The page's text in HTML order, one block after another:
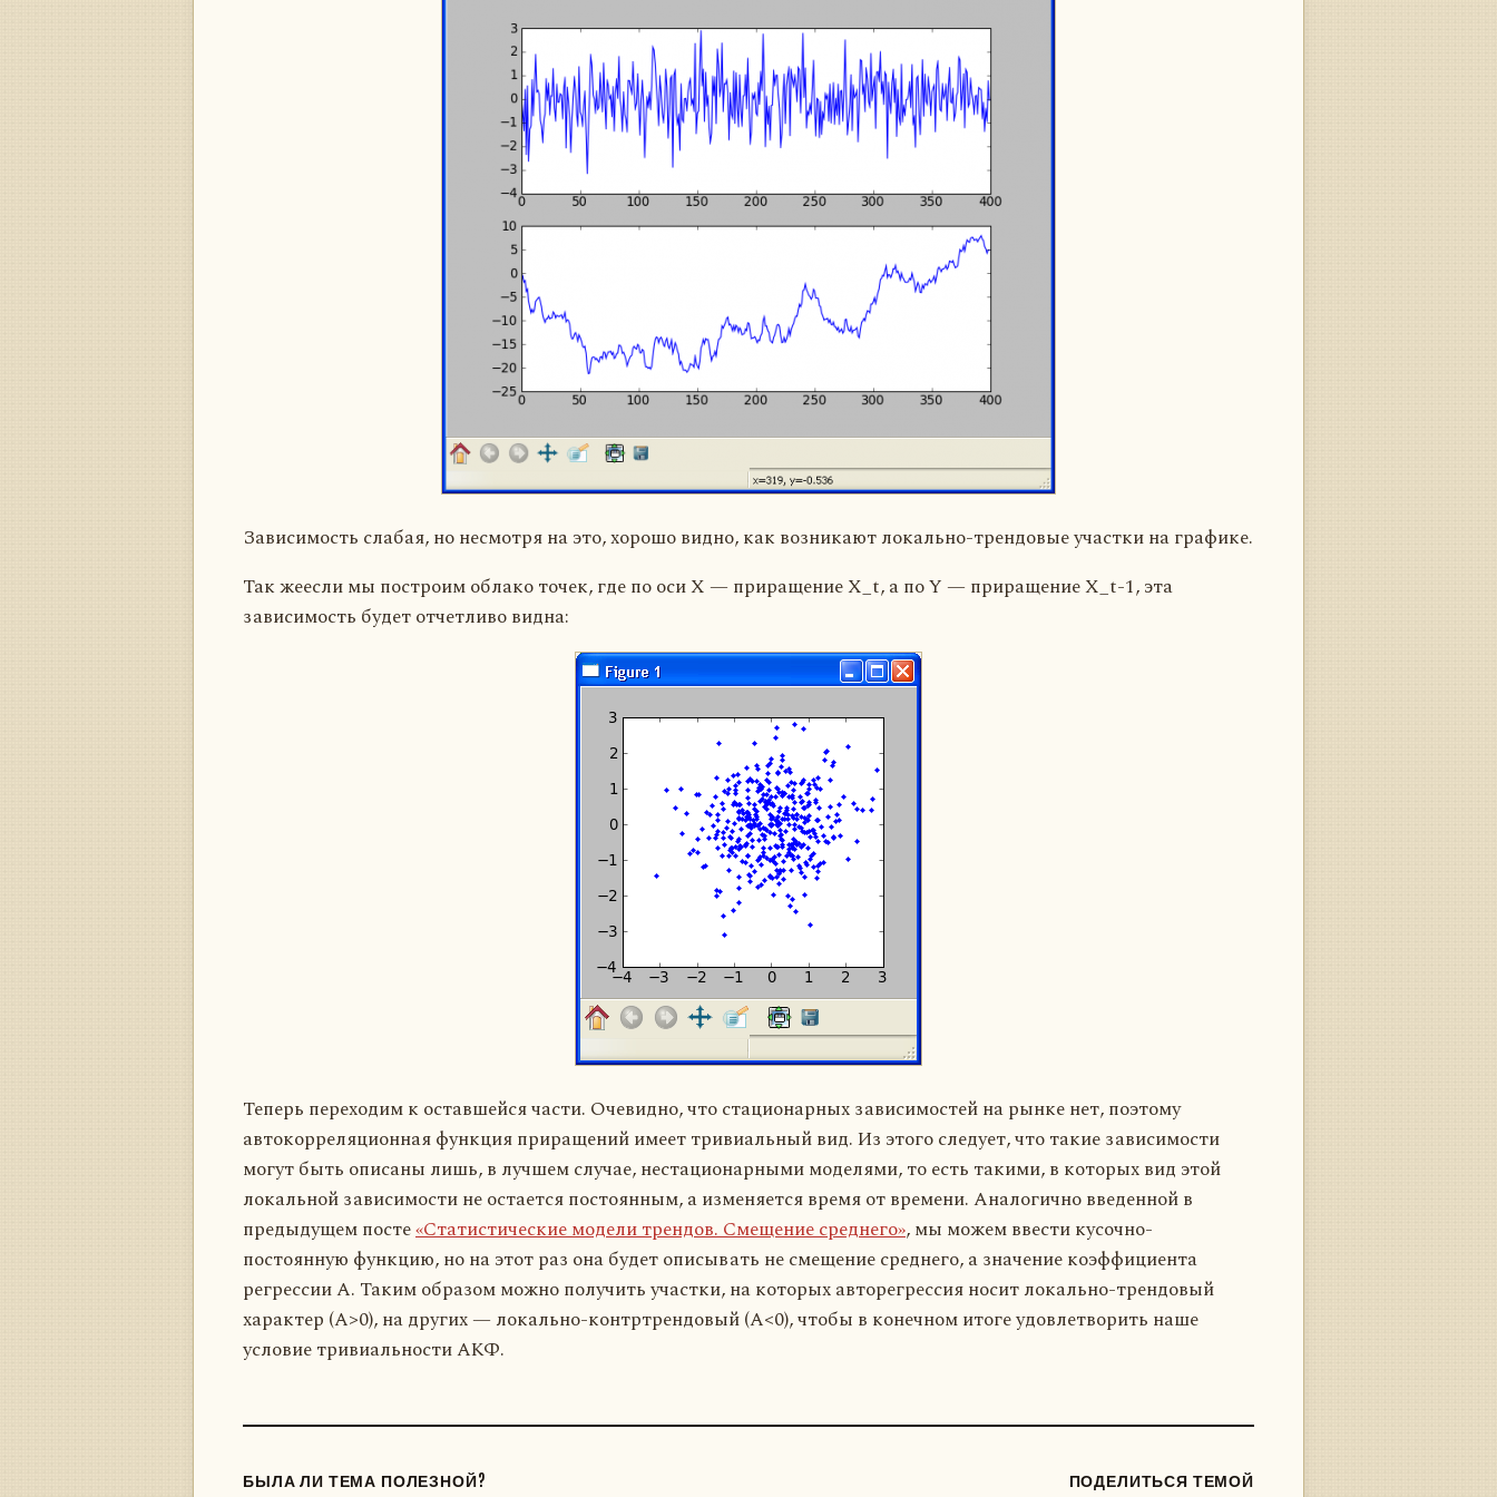
Зависимость слабая, но несмотря на это, хорошо видно, как возникают локально-трендовые участки на графике.
Так жеесли мы построим облако точек, где по оси X — приращение X_t, а по Y — приращение X_t-1, эта
зависимость будет отчетливо видна:
Теперь переходим к оставшейся части. Очевидно, что стационарных зависимостей на рынке нет, поэтому
автокорреляционная функция приращений имеет тривиальный вид. Из этого следует, что такие зависимости
могут быть описаны лишь, в лучшем случае, нестационарными моделями, то есть такими, в которых вид этой
локальной зависимости не остается постоянным, а изменяется время от времени. Аналогично введенной в
предыдущем посте«Статистические модели трендов. Смещение среднего», мы можем ввести кусочно-
постоянную функцию, но на этот раз она будет описывать не смещение среднего, а значение коэффициента
регрессии A. Таким образом можно получить участки, на которых авторегрессия носит локально-трендовый
характер (A>0), на других — локально-контртрендовый (A<0), чтобы в конечном итоге удовлетворить наше
условие тривиальности АКФ.
БЫЛА ЛИ ТЕМА ПОЛЕЗНОЙ? ПОДЕЛИТЬСЯ ТЕМОЙ